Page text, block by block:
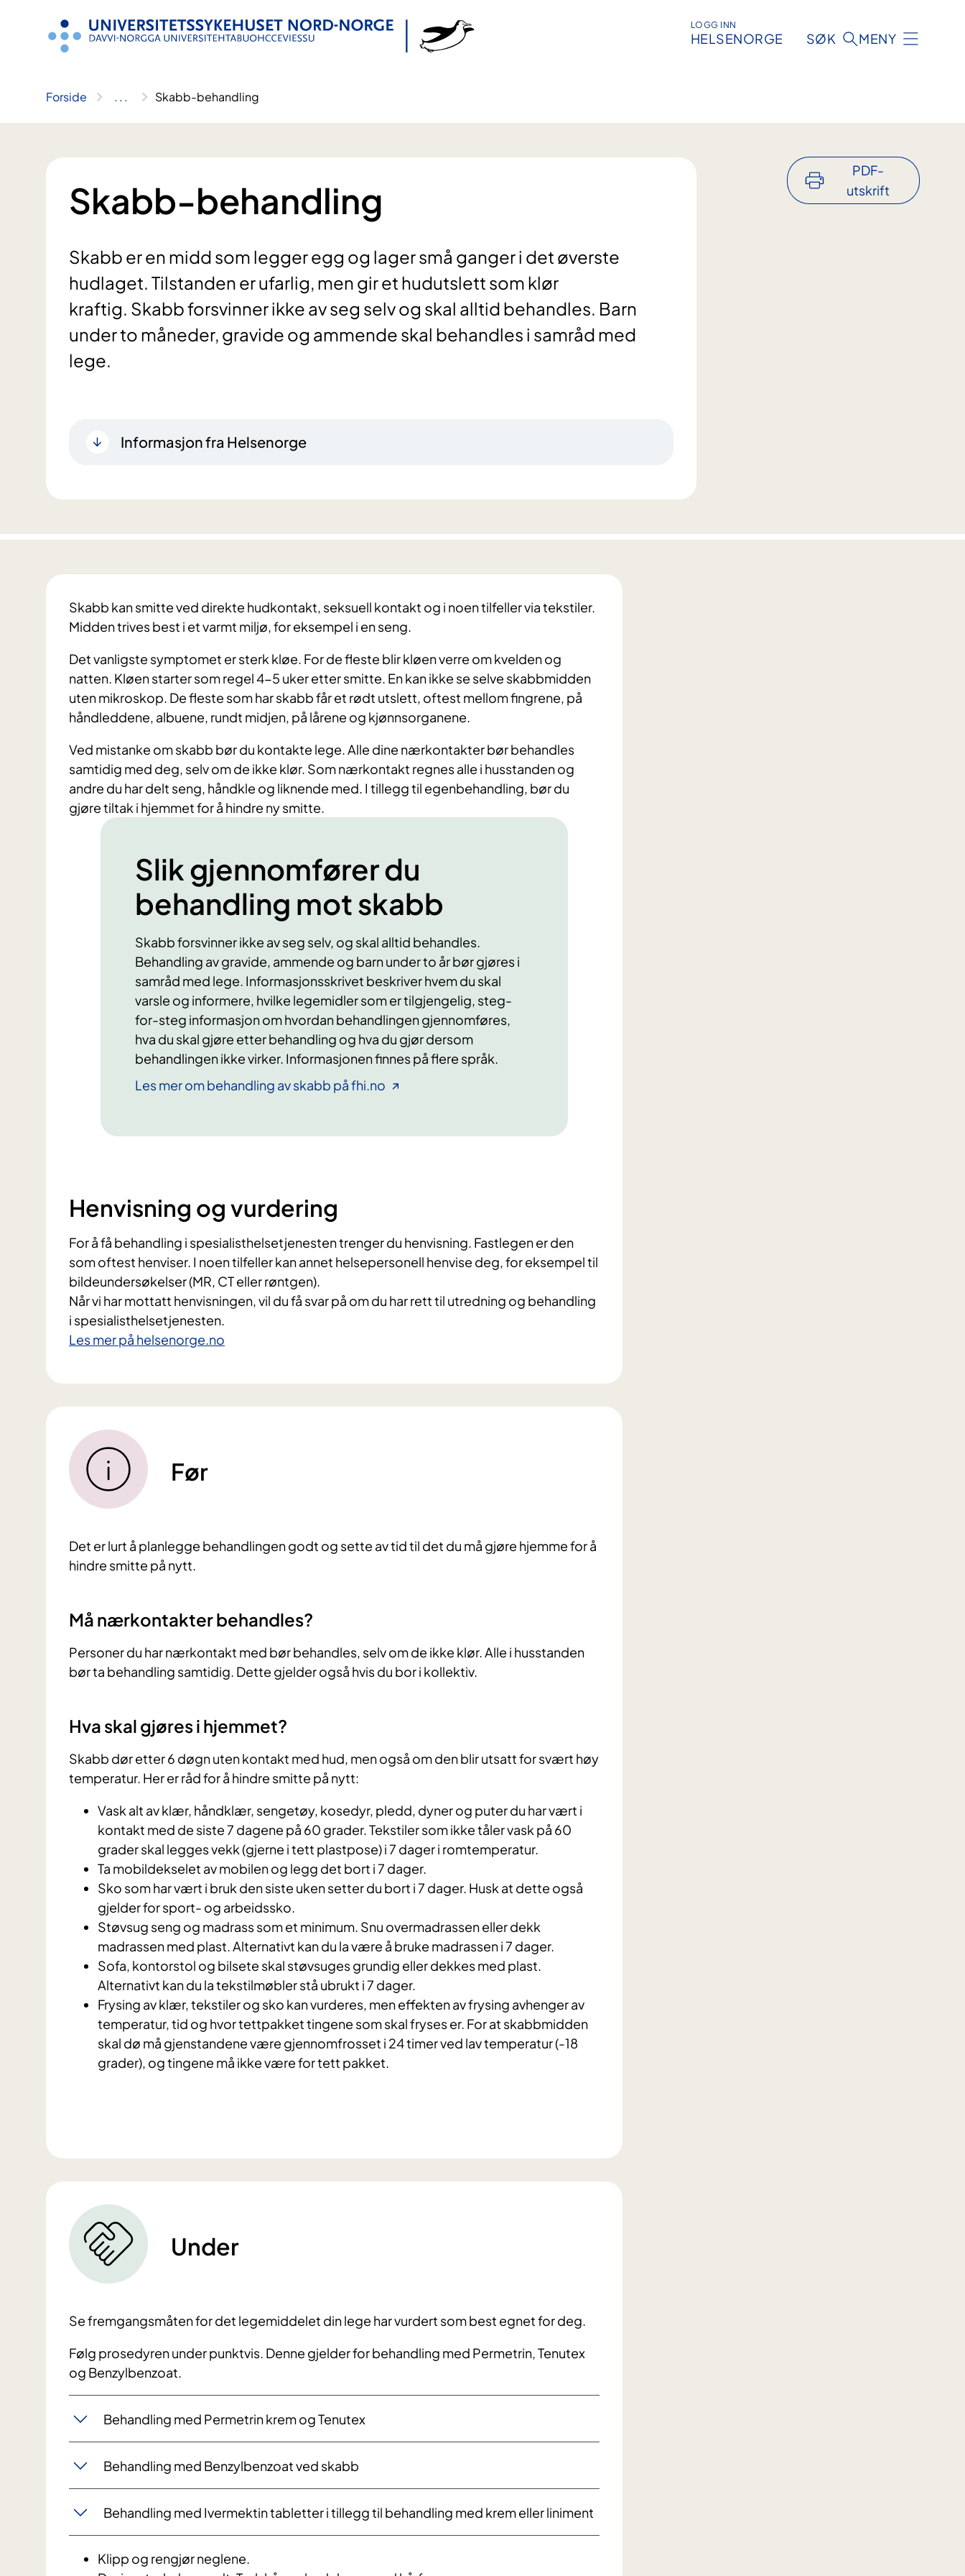
LOGG INN
HELSENORGE SØK MENY
Forside .. . Skabb-behandling
Skabb-behandling
Skabb er en midd som legger egg og lager små ganger i det øverste
hudlaget. Tilstanden er ufarlig, men gir et hudutslett som klør
kraftig. Skabb forsvinner ikke av seg selv og skal alltid behandles. Barn
under to måneder, gravide og ammende skal behandles i samråd med
lege.
Informasjon fra Helsenorge
PDF-
utskrift
Skabb kan smitte ved direkte hudkontakt, seksuell kontakt og i noen tilfeller via tekstiler.
Midden trives best i et varmt miljø, for eksempel i en seng.
Det vanligste symptomet er sterk kløe. For de fleste blir kløen verre om kvelden og
natten. Kløen starter som regel 4-5 uker etter smitte. En kan ikke se selve skabbmidden
uten mikroskop. De fleste som har skabb får et rødt utslett, oftest mellom fingrene, på
håndleddene, albuene, rundt midjen, på lårene og kjønnsorganene.
Ved mistanke om skabb bør du kontakte lege. Alle dine nærkontakter bør behandles
samtidig med deg, selv om de ikke klør. Som nærkontakt regnes alle i husstanden og
andre du har delt seng, håndkle og liknende med. I tillegg til egenbehandling, bør du
gjøre tiltak i hjemmet for å hindre ny smitte.
Slik gjennomfører du
behandling mot skabb
Skabb forsvinner ikke av seg selv, og skal alltid behandles.
Behandling av gravide, ammende og barn under to år bør gjøres i
samråd med lege. Informasjonsskrivet beskriver hvem du skal
varsle og informere, hvilke legemidler som er tilgjengelig, steg-
for-steg informasjon om hvordan behandlingen gjennomføres,
hva du skal gjøre etter behandling og hva du gjør dersom
behandlingen ikke virker. Informasjonen finnes på flere språk.
Les mer om behandling av skabb på fhi.no
Henvisning og vurdering
For å få behandling i spesialisthelsetjenesten trenger du henvisning. Fastlegen er den
som oftest henviser. I noen tilfeller kan annet helsepersonell henvise deg, for eksempel til
bildeundersøkelser (MR, CT eller røntgen).
Når vi har mottatt henvisningen, vil du få svar på om du har rett til utredning og behandling
i spesialisthelsetjenesten.
Les mer på helsenorge.no
Før
Det er lurt å planlegge behandlingen godt og sette av tid til det du må gjøre hjemme for å
hindre smitte på nytt.
Må nærkontakter behandles?
Personer du har nærkontakt med bør behandles, selv om de ikke klør. Alle i husstanden
bør ta behandling samtidig. Dette gjelder også hvis du bor i kollektiv.
Hva skal gjøres i hjemmet?
Skabb dør etter 6 døgn uten kontakt med hud, men også om den blir utsatt for svært høy
temperatur. Her er råd for å hindre smitte på nytt:
Vask alt av klær, håndklær, sengetøy, kosedyr, pledd, dyner og puter du har vært i
kontakt med de siste 7 dagene på 60 grader. Tekstiler som ikke tåler vask på 60
grader skal legges vekk (gjerne i tett plastpose) i 7 dager i romtemperatur.
Ta mobildekselet av mobilen og legg det bort i 7 dager.
Sko som har vært i bruk den siste uken setter du bort i 7 dager. Husk at dette også
gjelder for sport- og arbeidssko.
Støvsug seng og madrass som et minimum. Snu overmadrassen eller dekk
madrassen med plast. Alternativt kan du la være å bruke madrassen i 7 dager.
Sofa, kontorstol og bilsete skal støvsuges grundig eller dekkes med plast.
Alternativt kan du la tekstilmøbler stå ubrukt i 7 dager.
Frysing av klær, tekstiler og sko kan vurderes, men effekten av frysing avhenger av
temperatur, tid og hvor tettpakket tingene som skal fryses er. For at skabbmidden
skal dø må gjenstandene være gjennomfrosset i 24 timer ved lav temperatur (-18
grader), og tingene må ikke være for tett pakket.
Under
Se fremgangsmåten for det legemiddelet din lege har vurdert som best egnet for deg.
Følg prosedyren under punktvis. Denne gjelder for behandling med Permetrin, Tenutex
og Benzylbenzoat.
Behandling med Permetrin krem og Tenutex
Behandling med Benzylbenzoat ved skabb
Behandling med Ivermektin tabletter i tillegg til behandling med krem eller liniment
Klipp og rengjør neglene.